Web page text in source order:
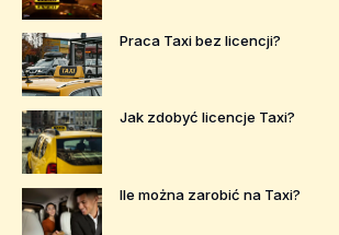
Praca Taxi bez licencji?
Jak zdobyć licencje Taxi?
Ile można zarobić na Taxi?